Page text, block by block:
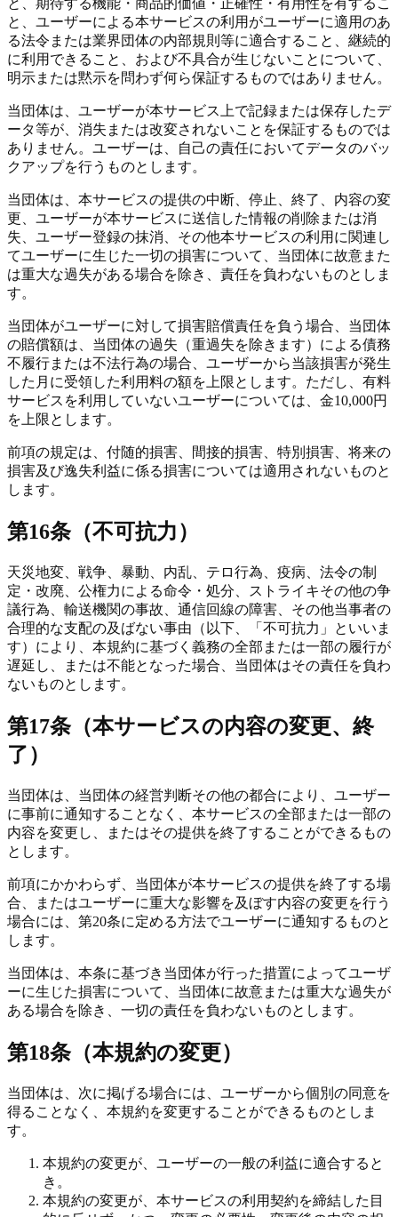
と、期待する機能・商品的価値・正確性・有用性を有するこ
と、ユーザーによる本サービスの利用がユーザーに適用のあ
る法令または業界団体の内部規則等に適合すること、継続的
に利用できること、および不具合が生じないことについて、
明示または黙示を問わず何ら保証するものではありません。
当団体は、ユーザーが本サービス上で記録または保存したデ
ータ等が、消失または改変されないことを保証するものでは
ありません。ユーザーは、自己の責任においてデータのバッ
クアップを行うものとします。
当団体は、本サービスの提供の中断、停止、終了、内容の変
更、ユーザーが本サービスに送信した情報の削除または消
失、ユーザー登録の抹消、その他本サービスの利用に関連し
てユーザーに生じた一切の損害について、当団体に故意また
は重大な過失がある場合を除き、責任を負わないものとしま
す。
当団体がユーザーに対して損害賠償責任を負う場合、当団体
の賠償額は、当団体の過失（重過失を除きます）による債務
不履行または不法行為の場合、ユーザーから当該損害が発生
した月に受領した利用料の額を上限とします。ただし、有料
サービスを利用していないユーザーについては、金10,000円
を上限とします。
前項の規定は、付随的損害、間接的損害、特別損害、将来の
損害及び逸失利益に係る損害については適用されないものと
します。
第16条（不可抗力）
天災地変、戦争、暴動、内乱、テロ行為、疫病、法令の制
定・改廃、公権力による命令・処分、ストライキその他の争
議行為、輸送機関の事故、通信回線の障害、その他当事者の
合理的な支配の及ばない事由（以下、「不可抗力」といいま
す）により、本規約に基づく義務の全部または一部の履行が
遅延し、または不能となった場合、当団体はその責任を負わ
ないものとします。
第17条（本サービスの内容の変更、終
了）
当団体は、当団体の経営判断その他の都合により、ユーザー
に事前に通知することなく、本サービスの全部または一部の
内容を変更し、またはその提供を終了することができるもの
とします。
前項にかかわらず、当団体が本サービスの提供を終了する場
合、またはユーザーに重大な影響を及ぼす内容の変更を行う
場合には、第20条に定める方法でユーザーに通知するものと
します。
当団体は、本条に基づき当団体が行った措置によってユーザ
ーに生じた損害について、当団体に故意または重大な過失が
ある場合を除き、一切の責任を負わないものとします。
第18条（本規約の変更）
当団体は、次に掲げる場合には、ユーザーから個別の同意を
得ることなく、本規約を変更することができるものとしま
す。
本規約の変更が、ユーザーの一般の利益に適合すると
き。
本規約の変更が、本サービスの利用契約を締結した目